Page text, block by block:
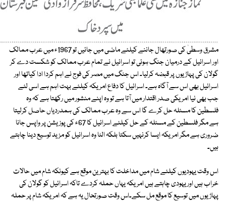
مشرق وسطیٰ کی صورتھال جاننے کیلئے ماضی میں جائیں تو 1967ء میں عرب ممالک
اور اسرائیل کے درمیان جنگ ہوئی تو اسرائیل نے تمام عرب ممالک کو شکست دے کر
گولان کی پہاڑیوں پر قبضہ کرلیا۔ اس جنگ میں مصر کی فوج نے اہم کردا ادا کیاتھا اور
اسرائیل بھی اس سے آگاہ ہے۔ اسرائیل کا دفاع امریکہ کیلئے بہت اہم ہے اسی لئے
جب بھی نیا امریکی صدر اقتدار میں آتا ہے تو وہ اپنے منشور میں رکھتا ہے کہ وہ
فلسطین کا مسئلہ حل کرے گا اس سے وہ عرب ممالک کی ہمدردیاں حاصل کرلیتا
ہے مگر فلسطین کے مسئلہ کے حل کیلئے اسرائیل کا 67ء کی پوزیشن پر واپس جانا
ضروری ہے مگر امریکہ ایسا کرنہیں سکتا بلکہ الٹا وہ اسرائیل کو مزید توسیع دینا چاہتے
ہیں۔
اس وقت یہودیوں کیلئے شام میں مداخلت کا بہترین موقع ہے کیونکہ شام میں حالات
خراب ہیں اور یہودی چاہتے ہیں امریکہ یہاں حملہ کردے تاکہ اسرائیل کو گولان کی
پہاڑیوں میں توسیع کا موقع مل سکے۔اس وقت صورتحال یہ ہے کہ امریکہ شام پر حملہ